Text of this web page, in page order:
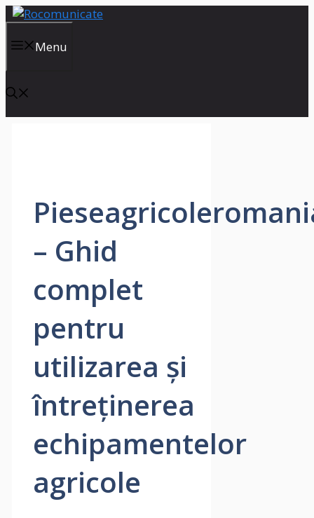
Skip
contentMenu
– Ghid
complet
pentru
utilizarea și
întreținerea
echipamentelor
agricole